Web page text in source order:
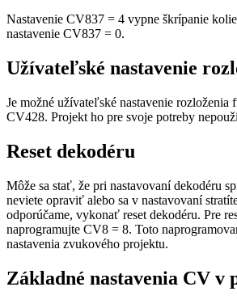
Nastavenie CV837 = 4 vypne škrípanie
nastavenie CV837 = 0.
Užívateľské nastavenie
Je možné užívateľské nastavenie
CV428. Projekt ho pre svoje potreby
Reset dekodéru
Môže sa stať, že pri nastavovaní dekodéru
neviete opraviť alebo sa v nastavovaní
odporúčame, vykonať reset dekodéru. Pre
naprogramujte CV8 = 8. Toto
nastavenia zvukového projektu.
Základné nastavenia CV v